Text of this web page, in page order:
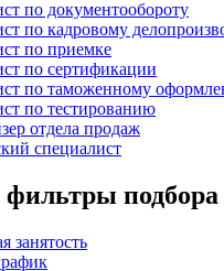
по документообороту
по кадровому
по приемке
по сертификации
по таможенному
по тестированию
отдела продаж
специалист
подбора
занятость